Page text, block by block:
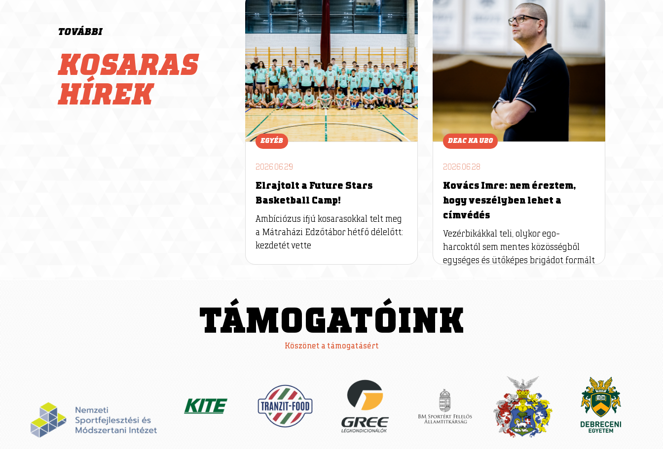
TOVÁBBI
KOSARAS
HÍREK
EGYÉB
2026.06.29
Elrajtolt a Future Stars
Basketball Camp!
Ambíciózus ifjú kosarasokkal telt meg
a Mátraházi Edzőtábor hétfő délelőtt:
kezdetét vette
DEAC KA U20
2026.06.28
Kovács Imre: nem éreztem,
hogy veszélyben lehet a
címvédés
Vezérbikákkal teli, olykor ego-
harcoktól sem mentes közösségből
egységes és ütőképes brigádot formált
TÁMOGATÓINK
Köszönet a támogatásért